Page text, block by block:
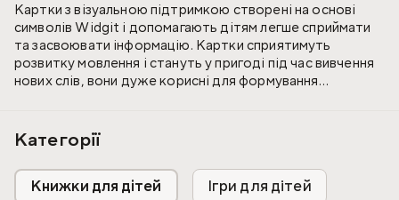
Картки з візуальною підтримкою створені на основі
символів Widgit і допомагають дітям легше сприймати
та засвоювати інформацію. Картки сприятимуть
розвитку мовлення і стануть у пригоді під час вивчення
нових слів, вони дуже корисні для формування
Категорії
Книжки для дітей Ігри для дітей